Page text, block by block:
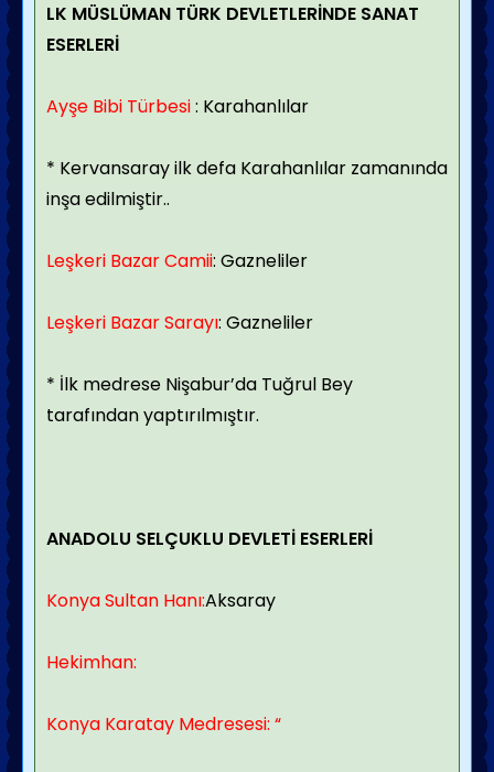
LK MÜSLÜMAN TÜRK DEVLETLERİNDE SANAT
ESERLERİ
Ayşe Bibi Türbesi: Karahanlılar
* Kervansaray ilk defa Karahanlılar zamanında
inşa edilmiştir..
Leşkeri Bazar Camii: Gazneliler
Leşkeri Bazar Sarayı: Gazneliler
* İlk medrese Nişabur’da Tuğrul Bey
tarafından yaptırılmıştır.
ANADOLU SELÇUKLU DEVLETİ ESERLERİ
Konya Sultan Hanı:Aksaray
Hekimhan:
Konya Karatay Medresesi: “